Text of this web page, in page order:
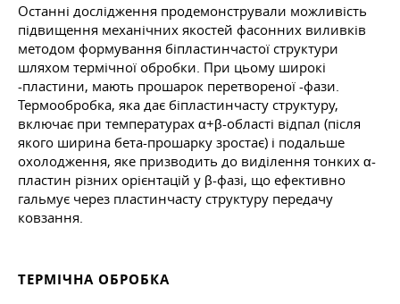
Останні дослідження продемонстрували можливість
підвищення механічних якостей фасонних виливків
методом формування біпластинчастої структури
шляхом термічної обробки. При цьому широкі
-пластини, мають прошарок перетвореної -фази.
Термообробка, яка дає біпластинчасту структуру,
включає при температурах α+β-області відпал (після
якого ширина бета-прошарку зростає) і подальше
охолодження, яке призводить до виділення тонких α-
пластин різних орієнтацій у β-фазі, що ефективно
гальмує через пластинчасту структуру передачу
ковзання.
ТЕРМІЧНА ОБРОБКА